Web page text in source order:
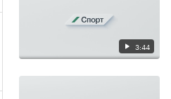
3:44